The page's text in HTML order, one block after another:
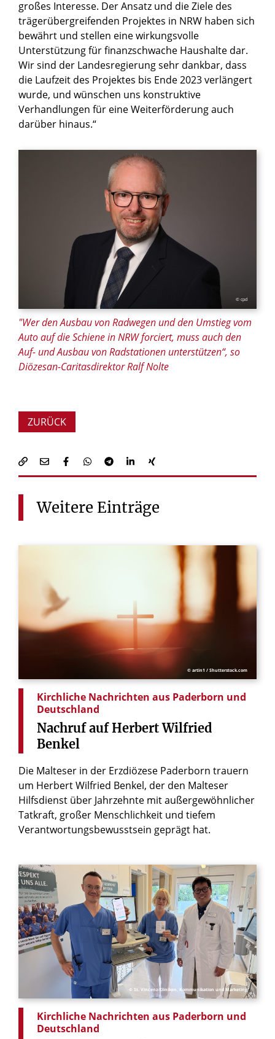
© cpd
"Wer den Ausbau von Radwegen und den Umstieg vom
Auto auf die Schiene in NRW forciert, muss auch den
Auf- und Ausbau von Radstationen unterstützen“, so
Diözesan-Caritasdirektor Ralf Nolte
großes Interesse. Der Ansatz und die Ziele des
trägerübergreifenden Projektes in NRW haben sich
bewährt und stellen eine wirkungsvolle
Unterstützung für finanzschwache Haushalte dar.
Wir sind der Landesregierung sehr dankbar, dass
die Laufzeit des Projektes bis Ende 2023 verlängert
wurde, und wünschen uns konstruktive
Verhandlungen für eine Weiterförderung auch
darüber hinaus.“
ZURÜCK
Weitere Einträge
© artin1 / Shutterstock.com
Kirchliche Nachrichten aus Paderborn und
Deutschland
Nachruf auf Herbert Wilfried
Benkel
Die Malteser in der Erzdiözese Paderborn trauern
um Herbert Wilfried Benkel, der den Malteser
Hilfsdienst über Jahrzehnte mit außergewöhnlicher
Tatkraft, großer Menschlichkeit und tiefem
Verantwortungsbewusstsein geprägt hat.
© St. Vincenz-Kliniken, Kommunikation und Marketing
Kirchliche Nachrichten aus Paderborn und
Deutschland